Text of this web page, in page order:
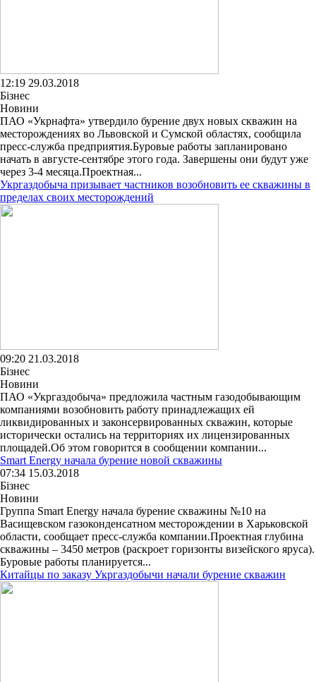
12:19 29.03.2018
Бізнес
Новини
ПАО «Укрнафта» утвердило бурение двух новых скважин на
месторождениях во Львовской и Сумской областях, сообщила
пресс-служба предприятия.Буровые работы запланировано
начать в августе-сентябре этого года. Завершены они будут уже
через 3-4 месяца.Проектная...
Укргаздобыча призывает частников возобновить ее скважины в
пределах своих месторождений
09:20 21.03.2018
Бізнес
Новини
ПАО «Укргаздобыча» предложила частным газодобывающим
компаниями возобновить работу принадлежащих ей
ликвидированных и законсервированных скважин, которые
исторически остались на территориях их лицензированных
площадей.Об этом говорится в сообщении компании...
Smart Energy начала бурение новой скважины
07:34 15.03.2018
Бізнес
Новини
Группа Smart Energy начала бурение скважины №10 на
Васищевском газоконденсатном месторождении в Харьковской
области, сообщает пресс-служба компании.Проектная глубина
скважины – 3450 метров (раскроет горизонты визейского яруса).
Буровые работы планируется...
Китайцы по заказу Укргаздобычи начали бурение скважин